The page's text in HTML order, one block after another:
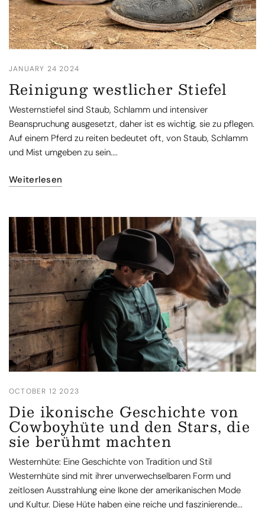
JANUARY 24 2024
Reinigung westlicher Stiefel
Westernstiefel sind Staub, Schlamm und intensiver
Beanspruchung ausgesetzt, daher ist es wichtig, sie zu pflegen.
Auf einem Pferd zu reiten bedeutet oft, von Staub, Schlamm
und Mist umgeben zu sein....
Weiterlesen
OCTOBER 12 2023
Die ikonische Geschichte von
Cowboyhüte und den Stars, die
sie berühmt machten
Westernhüte: Eine Geschichte von Tradition und Stil
Westernhüte sind mit ihrer unverwechselbaren Form und
zeitlosen Ausstrahlung eine Ikone der amerikanischen Mode
und Kultur. Diese Hüte haben eine reiche und faszinierende...